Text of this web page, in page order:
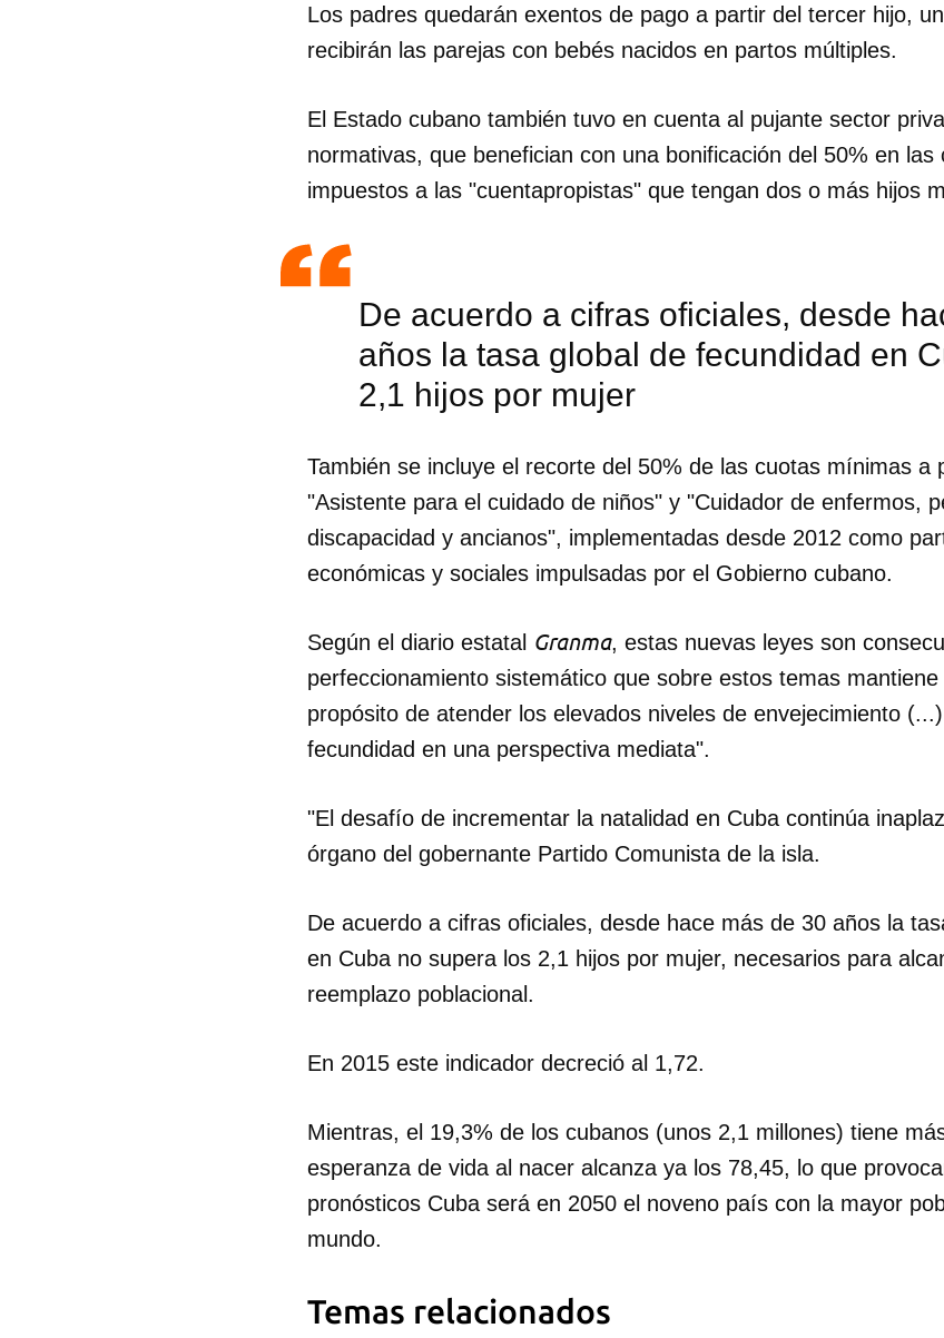
Los padres quedarán exentos de pago a partir del tercer hijo,
recibirán las parejas con bebés nacidos en partos múltiples.
El Estado cubano también tuvo en cuenta al pujante sector
normativas, que benefician con una bonificación del 50% en
impuestos a las "cuentapropistas" que tengan dos o más hijos
De acuerdo a cifras oficiales, desde
años la tasa global de fecundidad en
2,1 hijos por mujer
También se incluye el recorte del 50% de las cuotas mínimas a
"Asistente para el cuidado de niños" y "Cuidador de enfermos,
discapacidad y ancianos", implementadas desde 2012 como
económicas y sociales impulsadas por el Gobierno cubano.
Según el diario estatal Granma, estas nuevas leyes son
perfeccionamiento sistemático que sobre estos temas
propósito de atender los elevados niveles de envejecimiento
fecundidad en una perspectiva mediata".
"El desafío de incrementar la natalidad en Cuba continúa
órgano del gobernante Partido Comunista de la isla.
De acuerdo a cifras oficiales, desde hace más de 30 años la
en Cuba no supera los 2,1 hijos por mujer, necesarios para
reemplazo poblacional.
En 2015 este indicador decreció al 1,72.
Mientras, el 19,3% de los cubanos (unos 2,1 millones) tiene
esperanza de vida al nacer alcanza ya los 78,45, lo que
pronósticos Cuba será en 2050 el noveno país con la mayor
mundo.
Temas relacionados